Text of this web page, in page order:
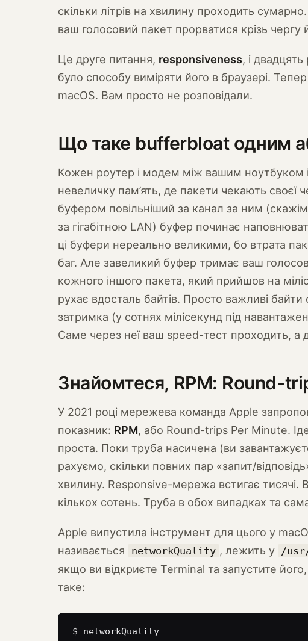
скільки літрів на хвилину проходить
ваш голосовий пакет прорватися крізь чергу
Це друге питання, responsiveness, і
було способу виміряти його в браузері.
macOS. Вам просто не розповідали.
Що таке bufferbloat одним
Кожен роутер і модем між вашим ноутбуком
невеличку пам’ять, де пакети чекають своєї
буфером повільніший за канал за ним
за гігабітною LAN) буфер починає
ці буфери нереально великими, бо втрата
баг. Але завеликий буфер тримає ваш
кожного іншого пакета, який прийшов на
рухає вдосталь байтів. Просто важливі байти
затримка (у сотнях мілісекунд під
Саме через неї ваш speed-тест проходить, а
Знайомтеся, RPM: Round-
У 2021 році мережева команда Apple
показник: RPM, або Round-trips Per Minute.
проста. Поки труба насичена (ви
рахуємо, скільки повних пар «запит/
хвилину. Responsive-мережа встигає
кількох сотень. Труба в обох випадках та
Apple випустила інструмент для цього у
називається
networkQuality , лежить у /
якщо ви відкриєте Terminal та запустите
таке:
$ networkQuality